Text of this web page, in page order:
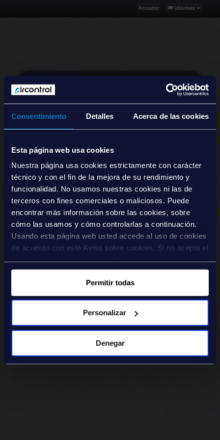
Consentimiento Detalles Acerca de las cookies
Esta página web usa cookies
Nuestra página usa cookies estrictamente con carácter
técnico y con el fin de la mejora de su rendimiento y
funcionalidad. No usamos nuestras cookies ni las de
terceros con fines comerciales o maliciosos. Puede
encontrar más información sobre las cookies, sobre
cómo las usamos y cómo controlarlas a continuación.
Usando esta página web usted accede al uso de cookies
de acuerdo con este Aviso sobre cookies. Si no acepta el
instrucciones que puede leer en este aviso, para que no
puedan almacenarse en su dispositivo.
Permitir todas
Personalizar
Denegar
Idiomas
Acceder
¿Olvidaste tu contraseña?
Enviame un email de reset
Atrás